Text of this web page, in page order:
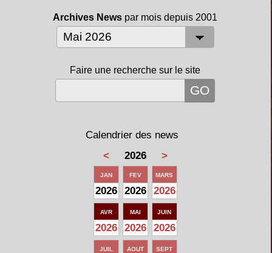
Archives News par mois depuis 2001
Faire une recherche sur le site
Calendrier des news
<
2026 >
JAN
2026
FEV
2026
MARS
2026
AVR
2026
MAI
2026
JUIN
2026
JUIL AOUT SEPT